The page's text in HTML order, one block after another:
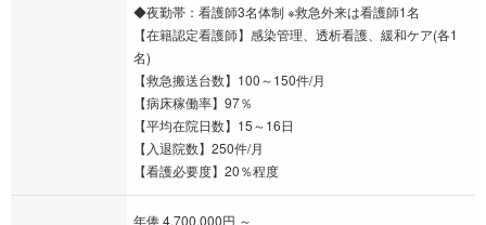
◆夜勤帯：看護師3名体制 ※救急外来は看護師1名
【在籍認定看護師】感染管理、透析看護、緩和ケア(各1
名)
【救急搬送台数】100～150件/月
【病床稼働率】97％
【平均在院日数】15～16日
【入退院数】250件/月
【看護必要度】20％程度
年俸 4,700,000円 ～